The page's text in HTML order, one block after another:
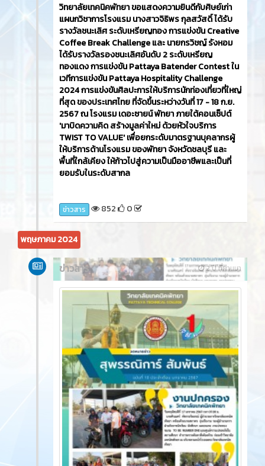
วิทยาลัยเทคนิคพัทยา ขอแสดงความยินดีกับศิษย์เก่า
แผนกวิชาการโรงแรม นางสาวจิธิพร กุลสวัสดิ์ ได้รับ
รางวัลชนะเลิศ ระดับเหรียญทอง การแข่งขัน Creative
Coffee Break Challenge และ นายกรวิชญ์ รังหอม
ได้รับรางวัลรองชนะเลิศอันดับ 2 ระดับเหรียญ
ทองแดง การแข่งขัน Pattaya Batender Contest ใน
เวทีการแข่งขัน Pattaya Hospitality Challenge
2024 การแข่งขันศิลปะการให้บริการนักท่องเที่ยวที่ใหญ่
ที่สุด ของประเทศไทย ที่จัดขึ้นระหว่างวันที่ 17 - 18 ก.ย.
2567 ณ โรงแรม เดอะซายน์ พัทยา ภายใต้คอนเซ็ปต์
'มาบิดความคิด สร้างมูลค่าใหม่ ด้วยหัวใจบริการ
TWIST TO VALUE' เพื่อยกระดับมาตรฐานบุคลากรผู้
ให้บริการด้านโรงแรม ของพัทยา จังหวัดชลบุรี และ
พื้นที่ใกล้เคียง ให้ก้าวไปสู่ความเป็นมืออาชีพและเป็นที่
ยอมรับในระดับสากล
ข่าวสาร 852 0
พฤษภาคม 2024
2 ปี ที่ผ่านมา
ข่าวสาร